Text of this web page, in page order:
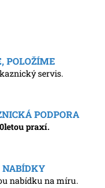
POLOŽÍME
servis.
PODPORA
praxí.
nabídku na míru.